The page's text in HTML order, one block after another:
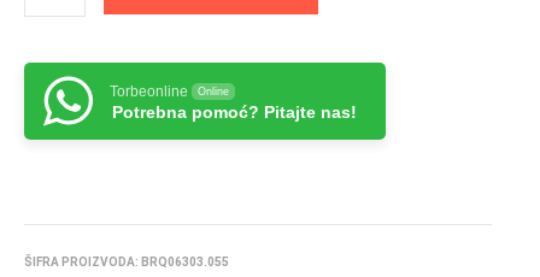
Torbeonline Online
Potrebna pomoć? Pitajte nas!
ŠIFRA PROIZVODA: BRQ06303.055